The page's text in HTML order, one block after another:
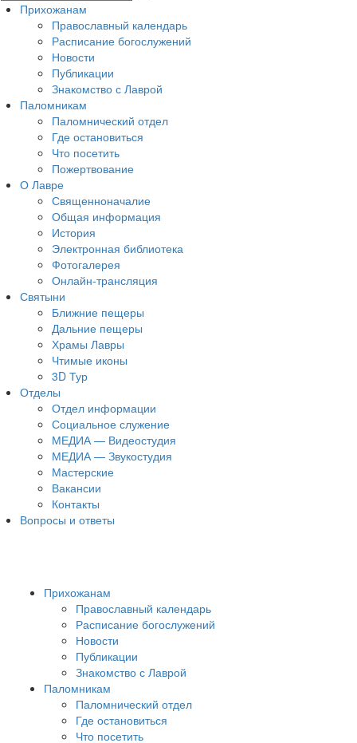
Прихожанам
Православный календарь
Расписание богослужений
Новости
Публикации
Знакомство с Лаврой
Паломникам
Паломнический отдел
Где остановиться
Что посетить
Пожертвование
О Лавре
Священноначалие
Общая информация
История
Электронная библиотека
Фотогалерея
Онлайн-трансляция
Святыни
Ближние пещеры
Дальние пещеры
Храмы Лавры
Чтимые иконы
3D Тур
Отделы
Отдел информации
Социальное служение
МЕДИА — Видеостудия
МЕДИА — Звукостудия
Мастерские
Вакансии
Контакты
Вопросы и ответы
Прихожанам
Православный календарь
Расписание богослужений
Новости
Публикации
Знакомство с Лаврой
Паломникам
Паломнический отдел
Где остановиться
Что посетить